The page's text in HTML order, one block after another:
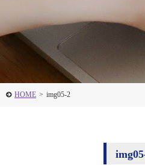
HOME > img05-2